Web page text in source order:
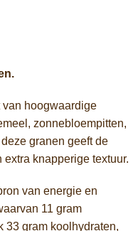
van hoogwaardige
zonnebloempitten,
granen geeft de
knapperige textuur.
van energie en
11 gram
33 gram koolhydraten,